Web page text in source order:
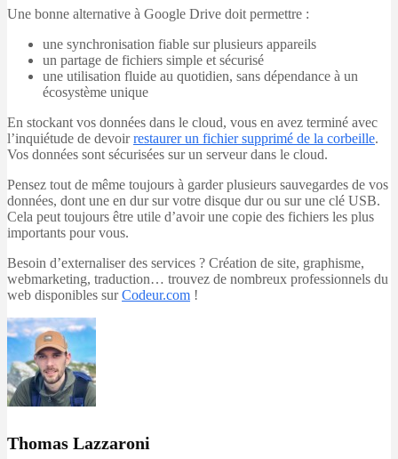
Une bonne alternative à Google Drive doit permettre :
une synchronisation fiable sur plusieurs appareils
un partage de fichiers simple et sécurisé
une utilisation fluide au quotidien, sans dépendance à un
écosystème unique
En stockant vos données dans le cloud, vous en avez terminé avec
l’inquiétude de devoirrestaurer un fichier supprimé de la corbeille.
Vos données sont sécurisées sur un serveur dans le cloud.
Pensez tout de même toujours à garder plusieurs sauvegardes de vos
données, dont une en dur sur votre disque dur ou sur une clé USB.
Cela peut toujours être utile d’avoir une copie des fichiers les plus
importants pour vous.
Besoin d’externaliser des services ? Création de site, graphisme,
webmarketing, traduction… trouvez de nombreux professionnels du
web disponibles surCodeur.com !
Thomas Lazzaroni